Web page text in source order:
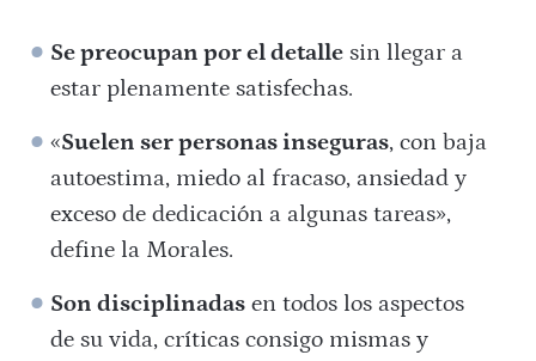
Se preocupan por el detalle sin llegar a
estar plenamente satisfechas.
«Suelen ser personas inseguras, con baja
autoestima, miedo al fracaso, ansiedad y
exceso de dedicación a algunas tareas»,
define la Morales.
Son disciplinadas en todos los aspectos
de su vida, críticas consigo mismas y